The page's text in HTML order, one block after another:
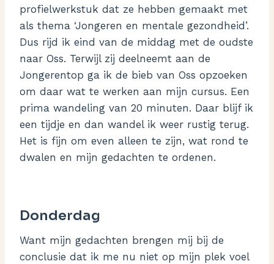
profielwerkstuk dat ze hebben gemaakt met
als thema ‘Jongeren en mentale gezondheid’.
Dus rijd ik eind van de middag met de oudste
naar Oss. Terwijl zij deelneemt aan de
Jongerentop ga ik de bieb van Oss opzoeken
om daar wat te werken aan mijn cursus. Een
prima wandeling van 20 minuten. Daar blijf ik
een tijdje en dan wandel ik weer rustig terug.
Het is fijn om even alleen te zijn, wat rond te
dwalen en mijn gedachten te ordenen.
Donderdag
Want mijn gedachten brengen mij bij de
conclusie dat ik me nu niet op mijn plek voel